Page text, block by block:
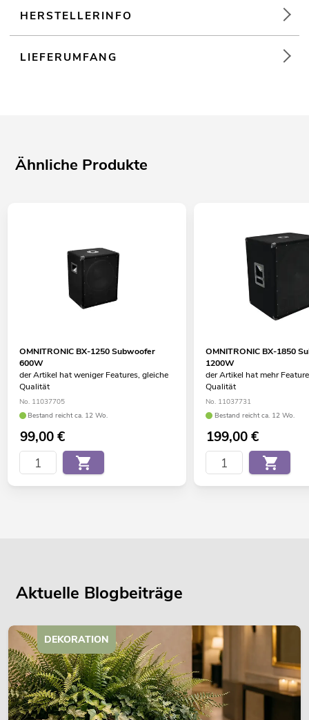
HERSTELLERINFO
LIEFERUMFANG
Ähnliche Produkte
OMNITRONIC BX-1250 Subwoofer
600W
der Artikel hat weniger Features, gleiche
Qualität
No. 11037705
Bestand reicht ca. 12 Wo.
99,00€
OMNITRONIC BX-1850
1200W
der Artikel hat mehr
Qualität
No. 11037731
Bestand reicht ca. 12 Wo.
199,00€
Aktuelle Blogbeiträge
DEKORATION